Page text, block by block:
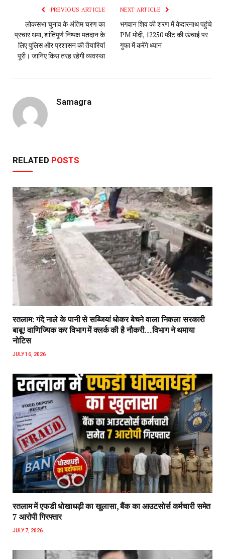
PREVIOUS ARTICLE
लोकसभा चुनाव के अंतिम चरण का
प्रचार थमा, शांतिपूर्ण निष्पक्ष मतदान के
लिए पुलिस और प्रशासन की तैयारियां
पूरी। जानिए किस तरह रहेगी व्यवस्था
NEXT ARTICLE
भगवान शिव की शरण में केदारनाथ पहुंचे
PM मोदी, 12250 फीट की ऊंचाई पर
गुफा में करेंगे ध्यान
Samagra
RELATED POSTS
रतलाम: गंदे नाले के पानी से सब्जियां धोकर बेचने वाला निकला सरकारी
बाबू! वाणिज्यिक कर विभाग में क्लर्क की है नौकरी…विभाग ने थमाया
नोटिस
JULY 16, 2026
रतलाम में एफडी धोखाधड़ी का खुलासा, बैंक का आउटसोर्स कर्मचारी समेत
7 आरोपी गिरफ्तार
JULY 7, 2026